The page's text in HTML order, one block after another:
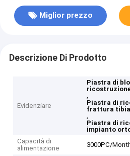
Miglior prezzo
Descrizione Di Prodotto
Evidenziare
Piastra di
,
Piastra di
frattura
,
Piastra di
impianto
Capacità di
alimentazione
3000PC/